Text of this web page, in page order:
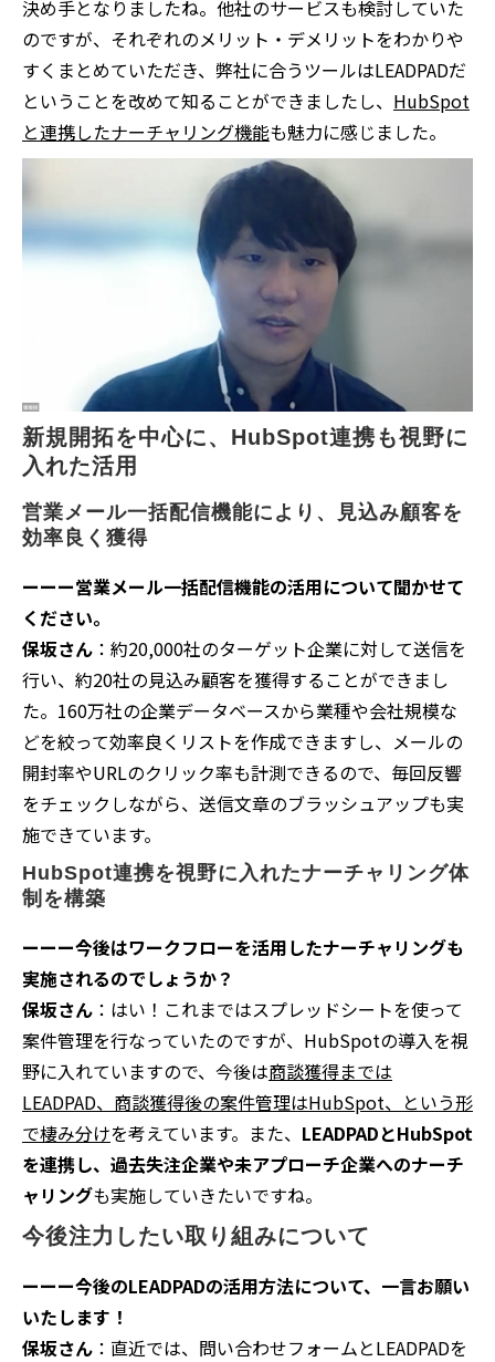
決め手となりましたね。他社のサービスも検討していた
のですが、それぞれのメリット・デメリットをわかりや
すくまとめていただき、弊社に合うツールはLEADPADだ
ということを改めて知ることができましたし、 HubSpot
と連携したナーチャリング機能も魅力に感じました。
新規開拓を中心に、HubSpot連携も視野に
入れた活用
営業メール一括配信機能により、見込み顧客を
効率良く獲得
ーーー営業メール一括配信機能の活用について聞かせて
ください。
保坂さん ：約20,000社のターゲット企業に対して送信を
行い、約20社の見込み顧客を獲得することができまし
た。160万社の企業データベースから業種や会社規模な
どを絞って効率良くリストを作成できますし、メールの
開封率やURLのクリック率も計測できるので、毎回反響
をチェックしながら、送信文章のブラッシュアップも実
施できています。
HubSpot連携を視野に入れたナーチャリング体
制を構築
ーーー今後はワークフローを活用したナーチャリングも
実施されるのでしょうか？
保坂さん ：はい！これまではスプレッドシートを使って
案件管理を行なっていたのですが、HubSpotの導入を視
野に入れていますので、今後は商談獲得までは
LEADPAD、商談獲得後の案件管理はHubSpot、という形
で棲み分けを考えています。また、 LEADPADとHubSpot
を連携し、過去失注企業や未アプローチ企業へのナーチ
ャリングも実施していきたいですね。
今後注力したい取り組みについて
ーーー今後のLEADPADの活用方法について、一言お願い
いたします！
保坂さん ：直近では、問い合わせフォームとLEADPADを